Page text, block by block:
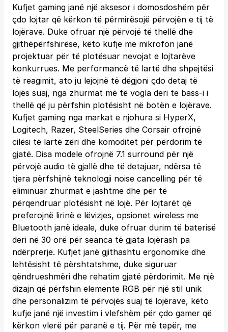
Kufjet gaming janë një aksesor i domosdoshëm për
çdo lojtar që kërkon të përmirësojë përvojën e tij të
lojërave. Duke ofruar një përvojë të thellë dhe
gjithëpërfshirëse, këto kufje me mikrofon janë
projektuar për të plotësuar nevojat e lojtarëve
konkurrues. Me performancë të lartë dhe shpejtësi
të reagimit, ato ju lejojnë të dëgjoni çdo detaj të
lojës suaj, nga zhurmat më të vogla deri te bass-i i
thellë që ju përfshin plotësisht në botën e lojërave.
Kufjet gaming nga markat e njohura si HyperX,
Logitech, Razer, SteelSeries dhe Corsair ofrojnë
cilësi të lartë zëri dhe komoditet për përdorim të
gjatë. Disa modele ofrojnë 7.1 surround për një
përvojë audio të gjallë dhe të detajuar, ndërsa të
tjera përfshijnë teknologji noise cancelling për të
eliminuar zhurmat e jashtme dhe për të
përqendruar plotësisht në lojë. Për lojtarët që
preferojnë lirinë e lëvizjes, opsionet wireless me
Bluetooth janë ideale, duke ofruar durim të baterisë
deri në 30 orë për seanca të gjata lojërash pa
ndërprerje. Kufjet janë gjithashtu ergonomike dhe
lehtësisht të përshtatshme, duke siguruar
qëndrueshmëri dhe rehatim gjatë përdorimit. Me një
dizajn që përfshin elemente RGB për një stil unik
dhe personalizim të përvojës suaj të lojërave, këto
kufje janë një investim i vlefshëm për çdo gamer që
kërkon vlerë për paranë e tij. Për më tepër, me